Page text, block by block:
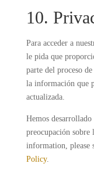
10.
Para acceder a
le pida que
parte del proceso
la información que
actualizada.
Hemos
preocupación sobre
information, please
Policy.